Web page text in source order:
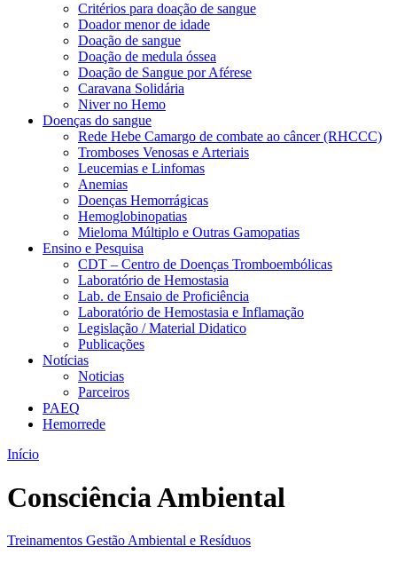
Critérios para doação de sangue
Doador menor de idade
Doação de sangue
Doação de medula óssea
Doação de Sangue por Aférese
Caravana Solidária
Niver no Hemo
Doenças do sangue
Rede Hebe Camargo de combate ao câncer (RHCCC)
Tromboses Venosas e Arteriais
Leucemias e Linfomas
Anemias
Doenças Hemorrágicas
Hemoglobinopatias
Mieloma Múltiplo e Outras Gamopatias
Ensino e Pesquisa
CDT – Centro de Doenças Tromboembólicas
Laboratório de Hemostasia
Lab. de Ensaio de Proficiência
Laboratório de Hemostasia e Inflamação
Legislação / Material Didatico
Publicações
Notícias
Noticias
Parceiros
PAEQ
Hemorrede
Início
Consciência Ambiental
Treinamentos Gestão Ambiental e Resíduos